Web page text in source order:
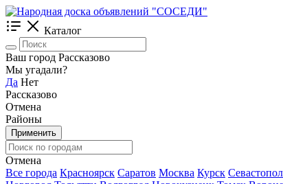
Каталог
Ваш город Рассказово
Мы угадали?
Да Нет
Рассказово
Отмена
Районы
Применить
Отмена
Все города Красноярск Саратов Москва Курск